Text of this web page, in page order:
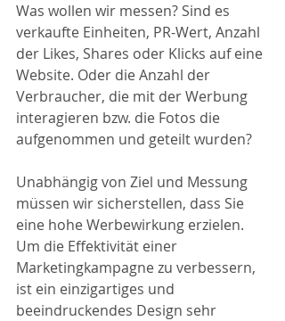
Was wollen wir messen? Sind es
verkaufte Einheiten, PR-Wert, Anzahl
der Likes, Shares oder Klicks auf eine
Website. Oder die Anzahl der
Verbraucher, die mit der Werbung
interagieren bzw. die Fotos die
aufgenommen und geteilt wurden?
Unabhängig von Ziel und Messung
müssen wir sicherstellen, dass Sie
eine hohe Werbewirkung erzielen.
Um die Effektivität einer
Marketingkampagne zu verbessern,
ist ein einzigartiges und
beeindruckendes Design sehr